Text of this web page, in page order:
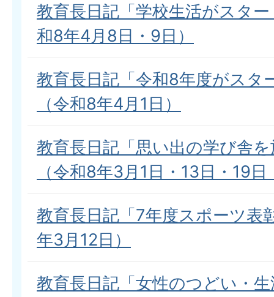
教育長日記「学校生活がスタ
和8年4月8日・9日）
教育長日記「令和8年度がスタ
（令和8年4月1日）
教育長日記「思い出の学び舎
（令和8年3月1日・13日・19
教育長日記「7年度スポーツ表
年3月12日）
教育長日記「女性のつどい・